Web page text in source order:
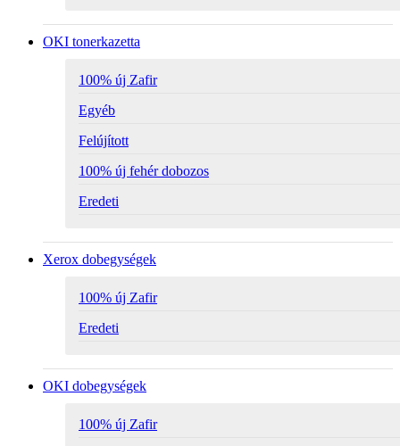
OKI tonerkazetta
100% új Zafir
Egyéb
Felújított
100% új fehér dobozos
Eredeti
Xerox dobegységek
100% új Zafir
Eredeti
OKI dobegységek
100% új Zafir